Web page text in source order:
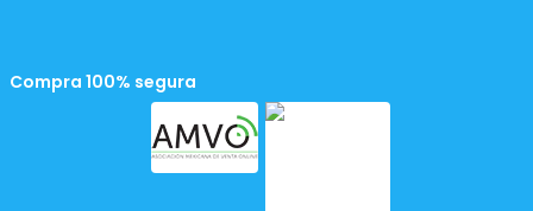
Compra 100% segura